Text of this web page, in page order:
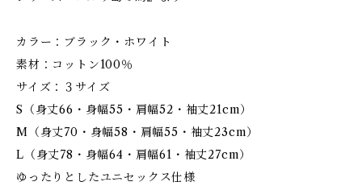
カラー：ブラック・ホワイト
素材：コットン100％
サイズ：３サイズ
S（身丈66・身幅55・肩幅52・袖丈21cm）
M（身丈70・身幅58・肩幅55・袖丈23cm）
L（身丈78・身幅64・肩幅61・袖丈27cm）
ゆったりとしたユニセックス仕様